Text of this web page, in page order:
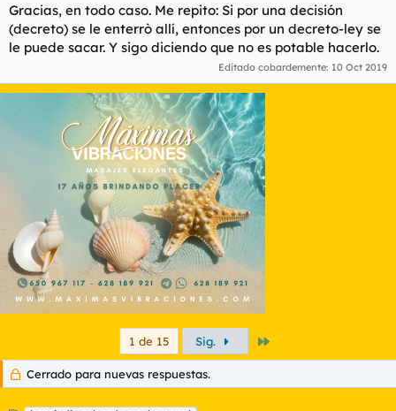
Gracias, en todo caso. Me repito: Si por una decisión
(decreto) se le enterrò allí, entonces por un decreto-ley se
le puede sacar. Y sigo diciendo que no es potable hacerlo.
Editado cobardemente: 10 Oct 2019
1 de 15 Sig.
Cerrado para nuevas respuestas.